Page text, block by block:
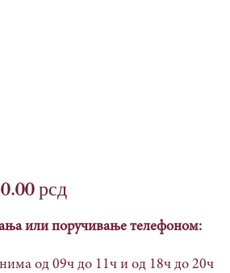
рсд
или поручивање телефоном:
од 09ч до 11ч и од 18ч до 20ч